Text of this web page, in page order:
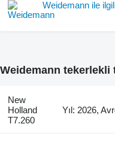
Weidemann ile
Weidemann tekerlekli
New
Holland
T7.260
Yıl: 2026,